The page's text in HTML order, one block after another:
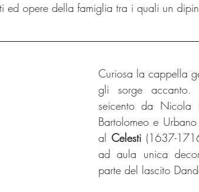
ed opere della famiglia tra i quali un
Curiosa la cappella
gli sorge accanto.
seicento da Nicola
Bartolomeo e
al Celesti (1637-
ad aula unica
parte del lascito